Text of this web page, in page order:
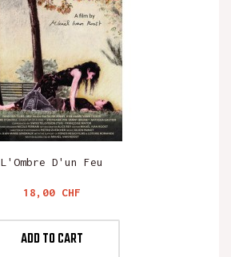
L'Ombre D'un Feu
Preis
18,00 CHF
ADD TO CART